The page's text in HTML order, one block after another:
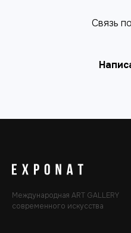
Связь
Международная ART GALLERY
современного искусства